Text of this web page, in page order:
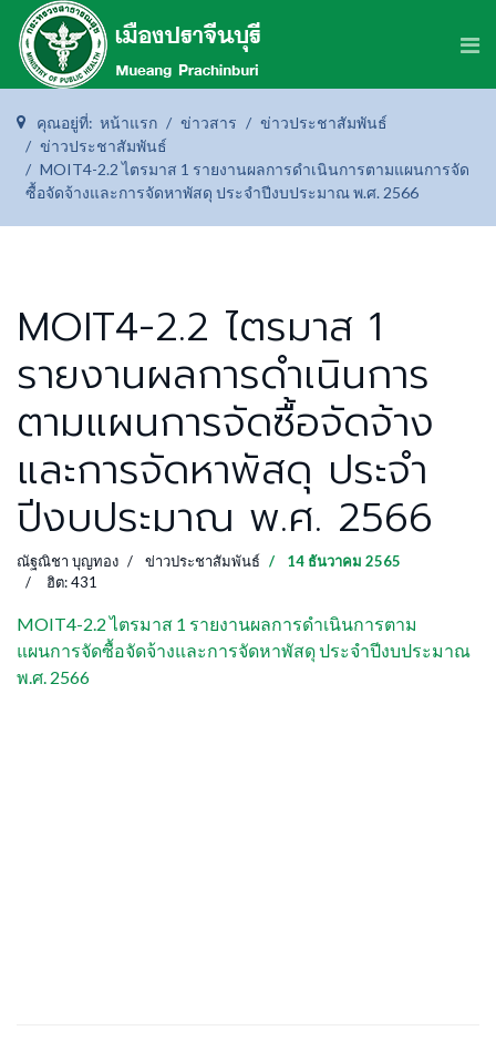
คุณอยู่ที่: หน้าแรก ข่าวสาร
ข่าวประชาสัมพันธ์
ข่าวประชาสัมพันธ์
MOIT4-2.2 ไตรมาส 1 รายงานผลการดำเนินการตามแผนการจัด
ซื้อจัดจ้างและการจัดหาพัสดุ ประจำปีงบประมาณ พ.ศ. 2566
MOIT4-2.2 ไตรมาส 1
รายงานผลการดำเนินการ
ตามแผนการจัดซื้อจัดจ้าง
และการจัดหาพัสดุ ประจำ
ปีงบประมาณ พ.ศ. 2566
ณัฐณิชา บุญทอง ข่าวประชาสัมพันธ์
14 ธันวาคม 2565
ฮิต: 431
MOIT4-2.2 ไตรมาส 1 รายงานผลการดำเนินการตาม
แผนการจัดซื้อจัดจ้างและการจัดหาพัสดุ ประจำปีงบประมาณ
พ.ศ. 2566